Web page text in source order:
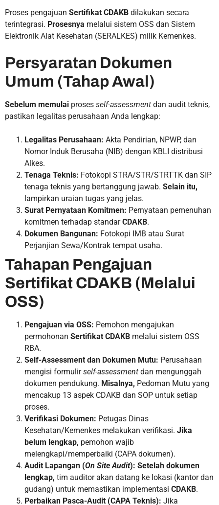
Proses pengajuan Sertifikat CDAKB dilakukan secara
terintegrasi. Prosesnya melalui sistem OSS dan Sistem
Elektronik Alat Kesehatan (SERALKES) milik Kemenkes.
Persyaratan Dokumen
Umum (Tahap Awal)
Sebelum memulai proses self-assessment dan audit teknis,
pastikan legalitas perusahaan Anda lengkap:
Legalitas Perusahaan: Akta Pendirian, NPWP, dan
Nomor Induk Berusaha (NIB) dengan KBLI distribusi
Alkes.
Tenaga Teknis: Fotokopi STRA/STR/STRTTK dan SIP
tenaga teknis yang bertanggung jawab. Selain itu,
lampirkan uraian tugas yang jelas.
Surat Pernyataan Komitmen: Pernyataan pemenuhan
komitmen terhadap standarCDAKB.
Dokumen Bangunan: Fotokopi IMB atau Surat
Perjanjian Sewa/Kontrak tempat usaha.
Tahapan Pengajuan
Sertifikat CDAKB (Melalui
OSS)
Pengajuan via OSS: Pemohon mengajukan
permohonan Sertifikat CDAKB melalui sistem OSS
RBA.
Self-Assessment dan Dokumen Mutu: Perusahaan
mengisi formulirself-assessment dan mengunggah
dokumen pendukung. Misalnya, Pedoman Mutu yang
mencakup 13 aspek CDAKB dan SOP untuk setiap
proses.
Verifikasi Dokumen: Petugas Dinas
Kesehatan/Kemenkes melakukan verifikasi. Jika
belum lengkap, pemohon wajib
melengkapi/memperbaiki (CAPA dokumen).
Audit Lapangan (On Site Audit): Setelah dokumen
lengkap, tim auditor akan datang ke lokasi (kantor dan
gudang) untuk memastikan implementasi CDAKB.
Perbaikan Pasca-Audit (CAPA Teknis): Jika